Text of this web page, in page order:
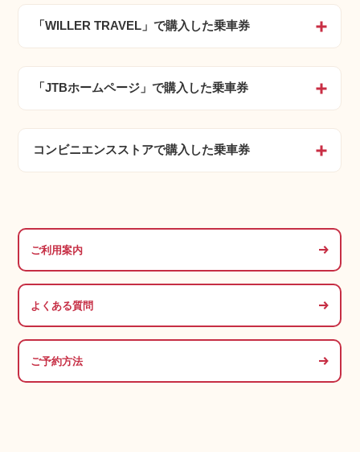
「WILLER TRAVEL」で購入した乗車券
「JTBホームページ」で購入した乗車券
コンビニエンスストアで購入した乗車券
ご利用案内
よくある質問
ご予約方法